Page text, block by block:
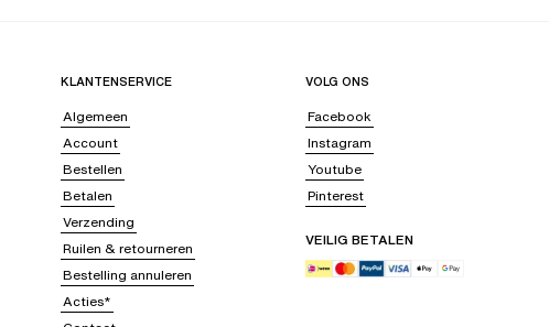
KLANTENSERVICE
Algemeen
Account
Bestellen
Betalen
Verzending
Ruilen & retourneren
Bestelling annuleren
Acties*
VOLG ONS
Facebook
Instagram
Youtube
Pinterest
VEILIG BETALEN